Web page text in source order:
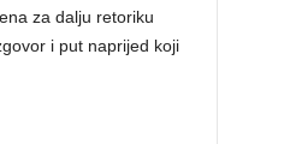
za dalju retoriku
i put naprijed koji